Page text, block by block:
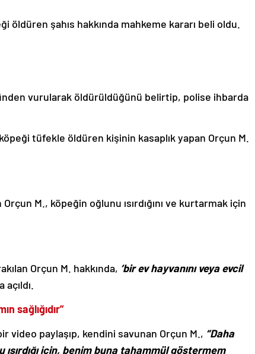
öldüren şahıs hakkında mahkeme kararı beli oldu.
vurularak öldürüldüğünü belirtip, polise ihbarda
tüfekle öldüren kişinin kasaplık yapan Orçun M.
M., köpeğin oğlunu ısırdığını ve kurtarmak için
Orçun M. hakkında, ‘bir ev hayvanını veya evcil
sağlığıdır”
video paylaşıp, kendini savunan Orçun M., “Daha
için, benim buna tahammül göstermem